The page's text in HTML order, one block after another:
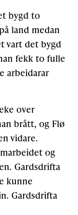
bygd to
land medan
vart det bygd
fekk to fulle
arbeidarar
over
brått, og Flø
vidare.
og
Gardsdrifta
kunne
Gardsdrifta